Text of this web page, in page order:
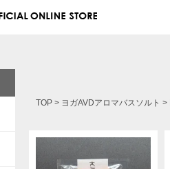
TOP > ヨガAVDアロマバスソルト >